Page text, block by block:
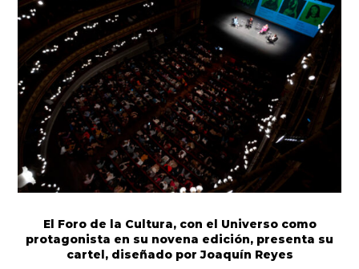
El Foro de la Cultura, con el Universo como
protagonista en su novena edición, presenta su
cartel, diseñado por Joaquín Reyes